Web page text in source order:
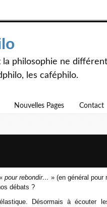
la philosophie ne
les caféphilo.
Nouvelles Pages Contact
pour rebondir… » (en général pour
débats ?
Désormais à écouter